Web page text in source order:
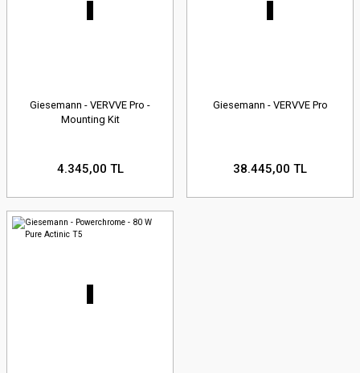
Giesemann - VERVVE Pro -
Mounting Kit
4.345,00 TL
Giesemann - VERVVE Pro
38.445,00 TL